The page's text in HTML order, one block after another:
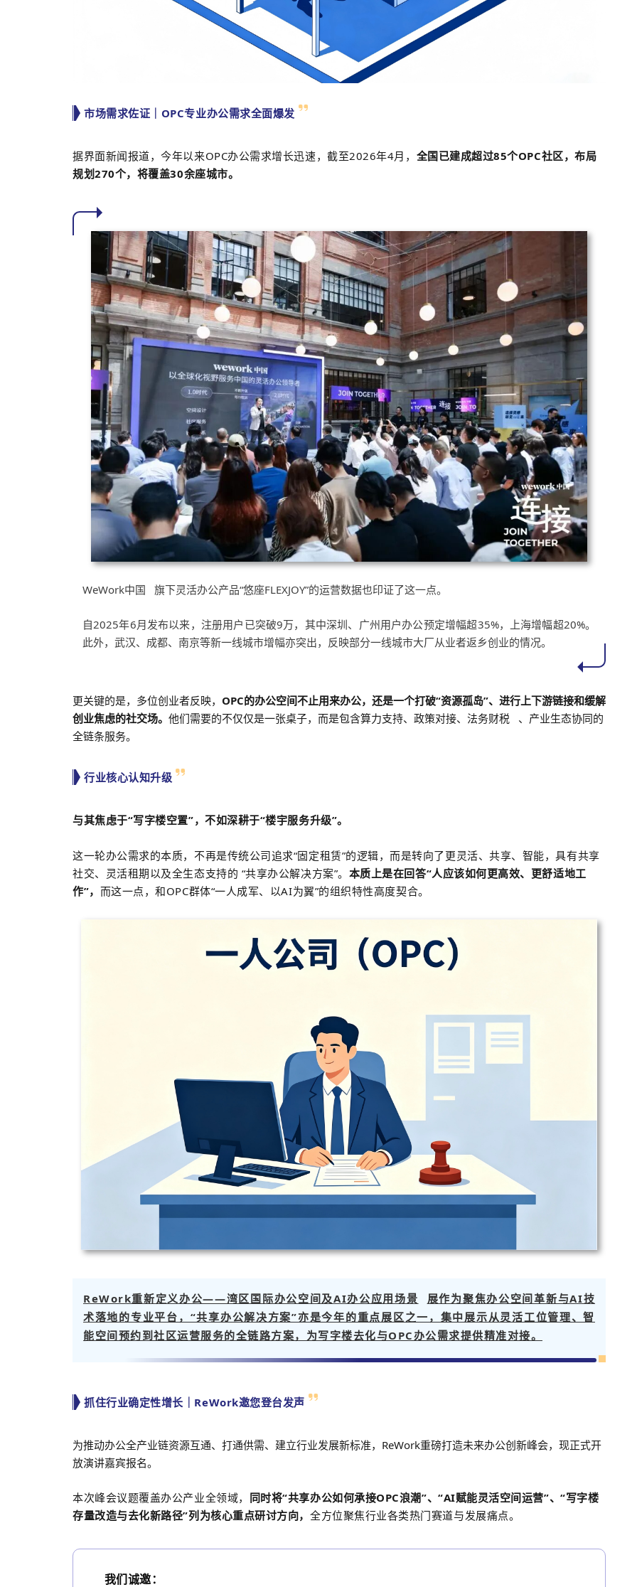
市场需求佐证｜OPC专业办公需求全面爆发
据界面新闻报道，今年以来OPC办公需求增长迅速，截至2026年4月， 全国已建成超过85个OPC社区，布局
规划270个，将覆盖30余座城市。
WeWork中国 旗下灵活办公产品“悠座FLEXJOY”的运营数据也印证了这一点。
自2025年6月发布以来，注册用户已突破9万，其中深圳、广州用户办公预定增幅超35%，上海增幅超20%。
此外，武汉、成都、南京等新一线城市增幅亦突出，反映部分一线城市大厂从业者返乡创业的情况。
更关键的是，多位创业者反映， OPC的办公空间不止用来办公，还是一个打破“资源孤岛”、进行上下游链接和缓解
创业焦虑的社交场。 他们需要的不仅仅是一张桌子，而是包含算力支持、政策对接、 法务财税
、产业生态协同的
全链条服务。
行业核心认知升级
与其焦虑于“写字楼空置”，不如深耕于“楼宇服务升级”。
这一轮办公需求的本质，不再是传统公司追求“固定租赁”的逻辑，而是转向了更灵活、共享、智能，具有共享
社交、灵活租期以及全生态支持的 “共享办公解决方案”。 本质上是在回答“人应该如何更高效、更舒适地工
作”， 而这一点，和OPC群体“一人成军、以AI为翼”的组织特性高度契合。
ReWork重新定义办公——湾区国际办公空间及AI办公应用场景
展作为聚焦办公空间革新与AI技
术落地的专业平台，“共享办公解决方案”亦是今年的重点展区之一，集中展示从灵活工位管理、智
能空间预约到社区运营服务的全链路方案，为写字楼去化与OPC办公需求提供精准对接。
抓住行业确定性增长｜ReWork邀您登台发声
为推动办公全产业链资源互通、打通供需、建立行业发展新标准，ReWork重磅打造未来办公创新峰会，现正式开
放演讲嘉宾报名。
本次峰会议题覆盖办公产业全领域， 同时将“共享办公如何承接OPC浪潮”、“AI赋能灵活空间运营”、“写字楼
存量改造与去化新路径”列为核心重点研讨方向， 全方位聚焦行业各类热门赛道与发展痛点。
我们诚邀：